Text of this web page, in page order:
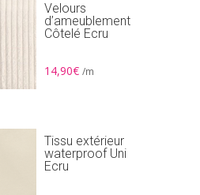
Velours
d’ameublement
Côtelé Ecru
14,90€ /m
Tissu extérieur
waterproof Uni
Ecru